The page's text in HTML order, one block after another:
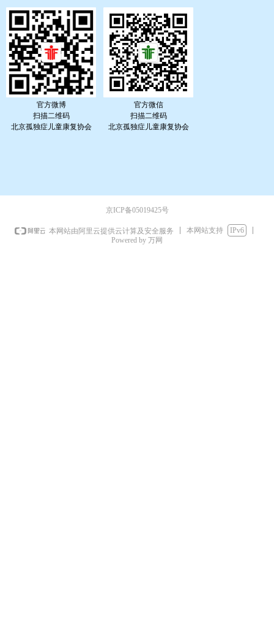
官方微博
扫描二维码
北京孤独症儿童康复协会
官方微信
扫描二维码
北京孤独症儿童康复协会
京ICP备05019425号
本网站由阿里云提供云计算及安全服务 本网站支持
IPv6
Powered by 万网